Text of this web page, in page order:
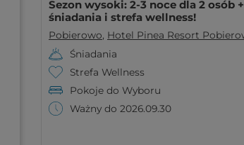
Sezon wysoki: 2-3 noce dla 2 osób +
śniadania i strefa wellness!
Pobierowo, Hotel Pinea Resort
Śniadania
Strefa Wellness
Pokoje do Wyboru
Ważny do 2026.09.30